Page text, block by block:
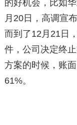
的好机会，比如
月20日，高调宣
而到了12月21日
件，公司决定终
方案的时候，账
61%。